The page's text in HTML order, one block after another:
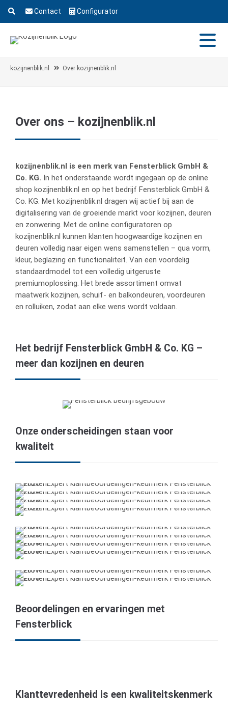
Contact Configurator
kozijnenblik.nl Over kozijnenblik.nl
Over ons – kozijnenblik.nl
kozijnenblik.nl is een merk van Fensterblick GmbH &
Co. KG. In het onderstaande wordt ingegaan op de online
shop kozijnenblik.nl en op het bedrijf Fensterblick GmbH &
Co. KG. Met kozijnenblik.nl dragen wij actief bij aan de
digitalisering van de groeiende markt voor kozijnen, deuren
en zonwering. Met de online configuratoren op
kozijnenblik.nl kunnen klanten hoogwaardige kozijnen en
deuren volledig naar eigen wens samenstellen – qua vorm,
kleur, beglazing en functionaliteit. Van een voordelig
standaardmodel tot een volledig uitgeruste
premiumoplossing. Het brede assortiment omvat
maatwerk kozijnen, schuif- en balkondeuren, voordeuren
en rolluiken, zodat aan elke wens wordt voldaan.
Het bedrijf Fensterblick GmbH & Co. KG –
meer dan kozijnen en deuren
Onze onderscheidingen staan voor
kwaliteit
Beoordelingen en ervaringen met
Fensterblick
Klanttevredenheid is een kwaliteitskenmerk